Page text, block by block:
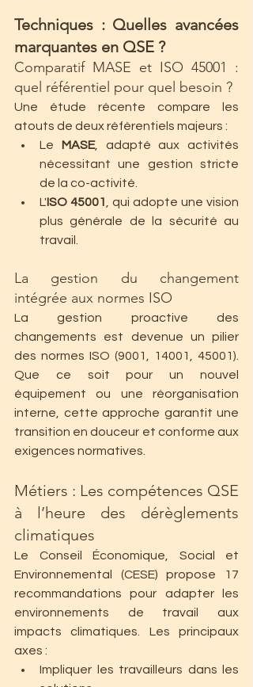
Techniques : Quelles avancées
marquantes en QSE ?
Comparatif MASE et ISO 45001 :
quel référentiel pour quel besoin ?
Une étude récente compare les
atouts de deux référentiels majeurs :
Le MASE, adapté aux activités
nécessitant une gestion stricte
de la co-activité.
L'ISO 45001, qui adopte une vision
plus générale de la sécurité au
travail.
La gestion du changement
intégrée aux normes ISO
La gestion proactive des
changements est devenue un pilier
des normes ISO (9001, 14001, 45001).
Que ce soit pour un nouvel
équipement ou une réorganisation
interne, cette approche garantit une
transition en douceur et conforme aux
exigences normatives.
Métiers : Les compétences QSE
à l’heure des dérèglements
climatiques
Le Conseil Économique, Social et
Environnemental (CESE) propose 17
recommandations pour adapter les
environnements de travail aux
impacts climatiques. Les principaux
axes :
Impliquer les travailleurs dans les